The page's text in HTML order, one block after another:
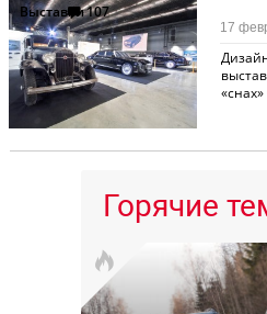
Выставки107
17
Горячие